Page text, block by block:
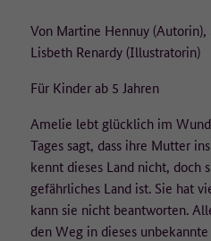
Von Martine Hennuy
Lisbeth Renardy (Illustratorin)
Für Kinder ab 5 Jahren
Amelie lebt glücklich im
Tages sagt, dass ihre Mutter
kennt dieses Land nicht, doch
gefährliches Land ist. Sie hat
kann sie nicht beantworten.
den Weg in dieses
Zweck
Dieser Wert
Einstellungen.
generierte ID,
Webseiten-
• Browser/Browser-Engines und
• aufgerufene URLs,
(Referrer-Site),
• heruntergeladene PDFs,
• eingegebene Suchbegriffe.
Die IP-Adresse wird nicht
beiden Oktette werden zum
weggelassen/verfremdet (Beispiel: